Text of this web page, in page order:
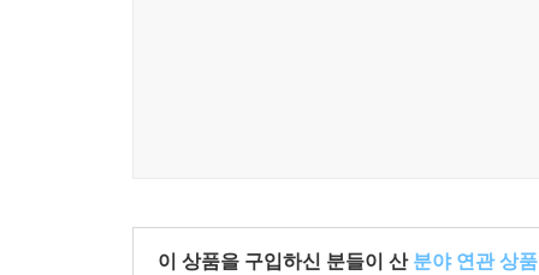
이 상품을 구입하신 분들이 산 분야 연관 상품